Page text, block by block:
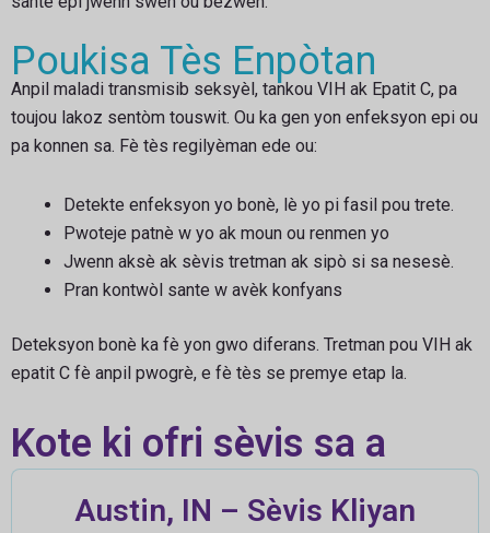
Poukisa Tès Enpòtan
Anpil maladi transmisib seksyèl, tankou VIH ak Epatit C, pa
toujou lakoz sentòm touswit. Ou ka gen yon enfeksyon epi ou
pa konnen sa. Fè tès regilyèman ede ou:
Detekte enfeksyon yo bonè, lè yo pi fasil pou trete.
Pwoteje patnè w yo ak moun ou renmen yo
Jwenn aksè ak sèvis tretman ak sipò si sa nesesè.
Pran kontwòl sante w avèk konfyans
Deteksyon bonè ka fè yon gwo diferans. Tretman pou VIH ak
epatit C fè anpil pwogrè, e fè tès se premye etap la.
Kote ki ofri sèvis sa a
Austin, IN – Sèvis Kliyan